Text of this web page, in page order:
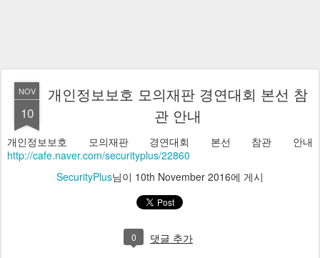
NOV
10
개인정보보호 모의재판 경연대회 본선 참
관 안내
개인정보보호 모의재판 경연대회 본선 참관 안내
http://cafe.naver.com/securityplus/22860
SecurityPlus님이 10th November 2016에 게시
0 댓글 추가